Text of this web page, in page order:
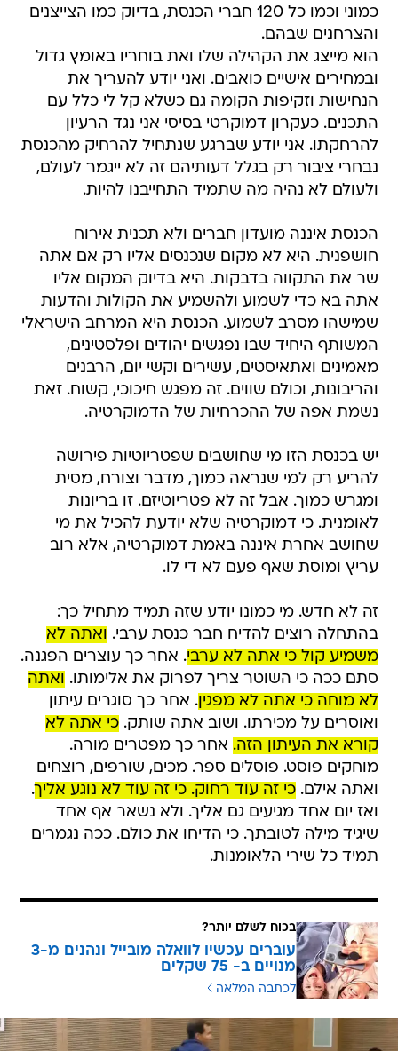
כמוני וכמו כל 120 חברי הכנסת, בדיוק כמו הצייצנים
והצרחנים שבהם.
הוא מייצג את הקהילה שלו ואת בוחריו באומץ גדול
ובמחירים אישיים כואבים. ואני יודע להעריך את
הנחישות וזקיפות הקומה גם כשלא קל לי כלל עם
התכנים. כעקרון דמוקרטי בסיסי אני נגד הרעיון
להרחקתו. אני יודע שברגע שנתחיל להרחיק מהכנסת
נבחרי ציבור רק בגלל דעותיהם זה לא ייגמר לעולם,
ולעולם לא נהיה מה שתמיד התחייבנו להיות.
הכנסת איננה מועדון חברים ולא תכנית אירוח
חושפנית. היא לא מקום שנכנסים אליו רק אם אתה
שר את התקווה בדבקות. היא בדיוק המקום אליו
אתה בא כדי לשמוע ולהשמיע את הקולות והדעות
שמישהו מסרב לשמוע. הכנסת היא המרחב הישראלי
המשותף היחיד שבו נפגשים יהודים ופלסטינים,
מאמינים ואתאיסטים, עשירים וקשי יום, הרבנים
והריבונות, וכולם שווים. זה מפגש חיכוכי, קשוח. זאת
נשמת אפה של ההכרחיות של הדמוקרטיה.
יש בכנסת הזו מי שחושבים שפטריוטיות פירושה
להריע רק למי שנראה כמוך, מדבר וצורח, מסית
ומגרש כמוך. אבל זה לא פטריוטיזם. זו בריונות
לאומנית. כי דמוקרטיה שלא יודעת להכיל את מי
שחושב אחרת איננה באמת דמוקרטיה, אלא רוב
עריץ ומוסת שאף פעם לא די לו.
זה לא חדש. מי כמונו יודע שזה תמיד מתחיל כך:
בהתחלה רוצים להדיח חבר כנסת ערבי. ואתה לא
משמיע קול כי אתה לא ערבי. אחר כך עוצרים הפגנה.
סתם ככה כי השוטר צריך לפרוק את אלימותו. ואתה
לא מוחה כי אתה לא מפגין. אחר כך סוגרים עיתון
ואוסרים על מכירתו. ושוב אתה שותק.כי אתה לא
קורא את העיתון הזה. אחר כך מפטרים מורה.
מוחקים פוסט. פוסלים ספר. מכים, שורפים, רוצחים
ואתה אילם.כי זה עוד רחוק. כי זה עוד לא נוגע אליך.
ואז יום אחד מגיעים גם אליך. ולא נשאר אף אחד
שיגיד מילה לטובתך. כי הדיחו את כולם. ככה נגמרים
תמיד כל שירי הלאומנות.
בכוח לשלם יותר?
עוברים עכשיו לוואלה מובייל ונהנים מ-3
מנויים ב- 75 שקלים
לכתבה המלאה